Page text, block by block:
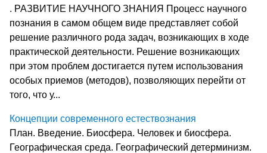
. РАЗВИТИЕ НАУЧНОГО ЗНАНИЯ Процесс научного
познания в самом общем виде представ­ляет собой
решение различного рода задач, возникающих в ходе
практической деятельности. Решение возникающих
при этом проблем достигается путем использования
особых прие­мов (методов), позволяющих перейти от
того, что у...
Концепции современного естествознания
План. Введение. Биосфера. Человек и биосфера.
Географическая среда. Географический детерминизм.